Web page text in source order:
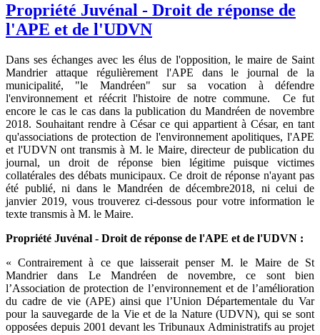
Propriété Juvénal - Droit de réponse de
l'APE et de l'UDVN
Dans ses échanges avec les élus de l'opposition, le maire de Saint
Mandrier attaque régulièrement l'APE dans le journal de la
municipalité, "le Mandréen" sur sa vocation à défendre
l'environnement et réécrit l'histoire de notre commune. Ce fut
encore le cas le cas dans la publication du Mandréen de novembre
2018. Souhaitant rendre à César ce qui appartient à César, en tant
qu'associations de protection de l'environnement apolitiques, l'APE
et l'UDVN ont transmis à M. le Maire, directeur de publication du
journal, un droit de réponse bien légitime puisque victimes
collatérales des débats municipaux. Ce droit de réponse n'ayant pas
été publié, ni dans le Mandréen de décembre2018, ni celui de
janvier 2019, vous trouverez ci-dessous pour votre information le
texte transmis à M. le Maire.
Propriété Juvénal - Droit de réponse de l'APE et de l'UDVN :
« Contrairement à ce que laisserait penser M. le Maire de St
Mandrier dans Le Mandréen de novembre, ce sont bien
l’Association de protection de l’environnement et de l’amélioration
du cadre de vie (APE) ainsi que l’Union Départementale du Var
pour la sauvegarde de la Vie et de la Nature (UDVN), qui se sont
opposées depuis 2001 devant les Tribunaux Administratifs au projet